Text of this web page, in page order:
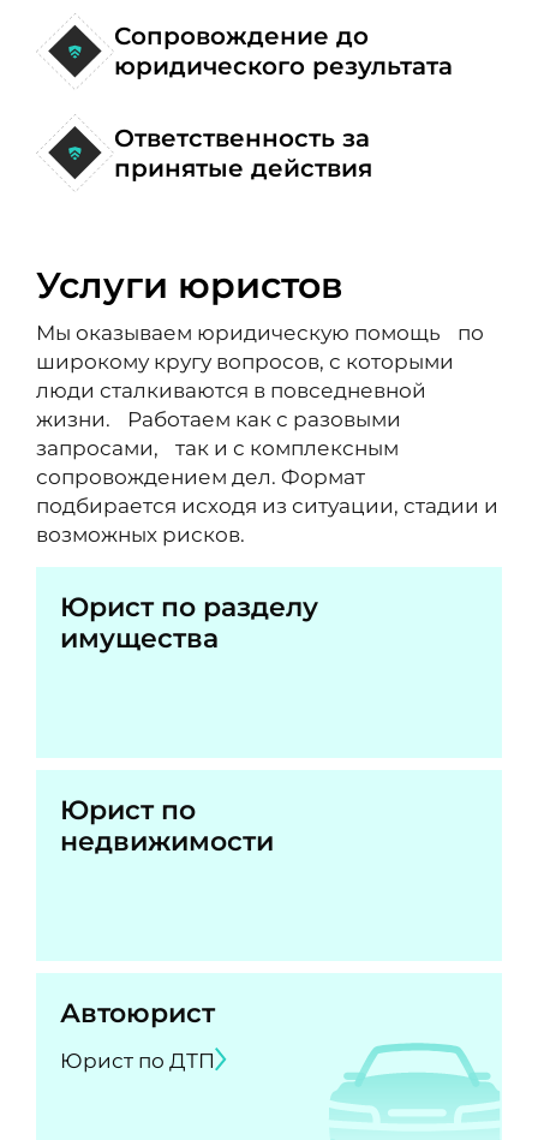
Сопровождение до
юридического результата
Ответственность за
принятые действия
Услуги юристов
Мы оказываем юридическую помощь по
широкому кругу вопросов, с которыми
люди сталкиваются в повседневной
жизни. Работаем как с разовыми
запросами, так и с комплексным
сопровождением дел. Формат
подбирается исходя из ситуации, стадии и
возможных рисков.
Юрист по разделу
имущества
Юрист по
недвижимости
Автоюрист
Юрист по ДТП